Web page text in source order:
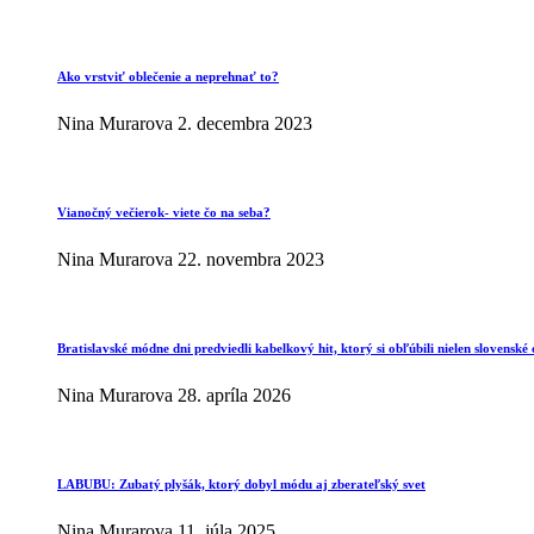
Ako vrstviť oblečenie a neprehnať to?
Nina Murarova 2. decembra 2023
Vianočný večierok- viete čo na seba?
Nina Murarova 22. novembra 2023
Bratislavské módne dni predviedli kabelkový hit, ktorý si obľúbili nielen slovenské
Nina Murarova 28. apríla 2026
LABUBU: Zubatý plyšák, ktorý dobyl módu aj zberateľský svet